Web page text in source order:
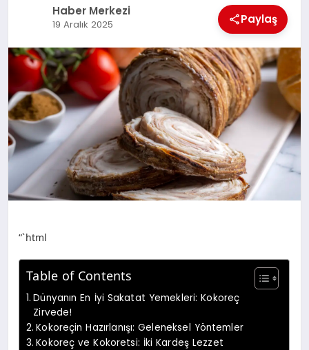
Haber Merkezi
19 Aralık 2025 Paylaş
“`html
Table of Contents
Dünyanın En İyi Sakatat Yemekleri: Kokoreç
Zirvede!
Kokoreçin Hazırlanışı: Geleneksel Yöntemler
Kokoreç ve Kokoretsi: İki Kardeş Lezzet